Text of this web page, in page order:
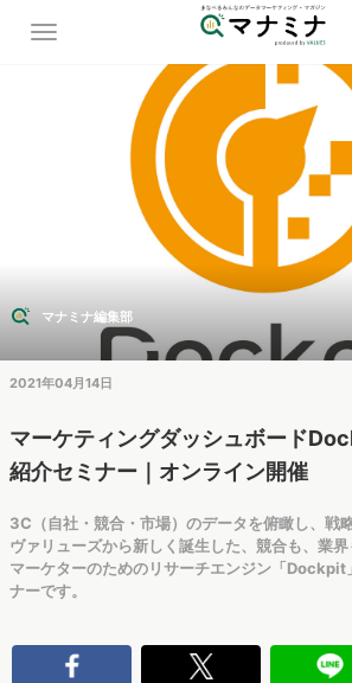
マナミナ編集部
2021年04月14日
マーケティングダッシュボード
紹介セミナー｜オンライン開催
3C（自社・競合・市場）のデータを俯瞰し、戦
ヴァリューズから新しく誕生した、競合も、業界
マーケターのためのリサーチエンジン「Dockpit
ナーです。